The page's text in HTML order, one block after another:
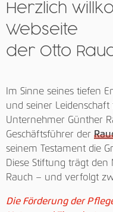
Herzlich
Webseite
der Otto
Im Sinne seines tiefen
und seiner
Unternehmer Günther
Geschäftsführer der
seinem Testament die
Diese Stiftung trägt
Rauch – und verfolgt
Die Förderung der